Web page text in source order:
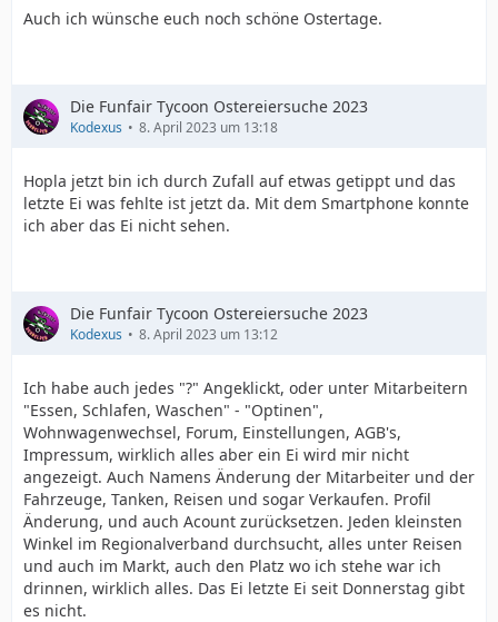
Auch ich wünsche euch noch schöne Ostertage.
Die Funfair Tycoon Ostereiersuche 2023
Kodexus 8. April 2023 um 13:18
Hopla jetzt bin ich durch Zufall auf etwas getippt und das
letzte Ei was fehlte ist jetzt da. Mit dem Smartphone konnte
ich aber das Ei nicht sehen.
Die Funfair Tycoon Ostereiersuche 2023
Kodexus 8. April 2023 um 13:12
Ich habe auch jedes "?" Angeklickt, oder unter Mitarbeitern
"Essen, Schlafen, Waschen" - "Optinen",
Wohnwagenwechsel, Forum, Einstellungen, AGB's,
Impressum, wirklich alles aber ein Ei wird mir nicht
angezeigt. Auch Namens Änderung der Mitarbeiter und der
Fahrzeuge, Tanken, Reisen und sogar Verkaufen. Profil
Änderung, und auch Acount zurücksetzen. Jeden kleinsten
Winkel im Regionalverband durchsucht, alles unter Reisen
und auch im Markt, auch den Platz wo ich stehe war ich
drinnen, wirklich alles. Das Ei letzte Ei seit Donnerstag gibt
es nicht.